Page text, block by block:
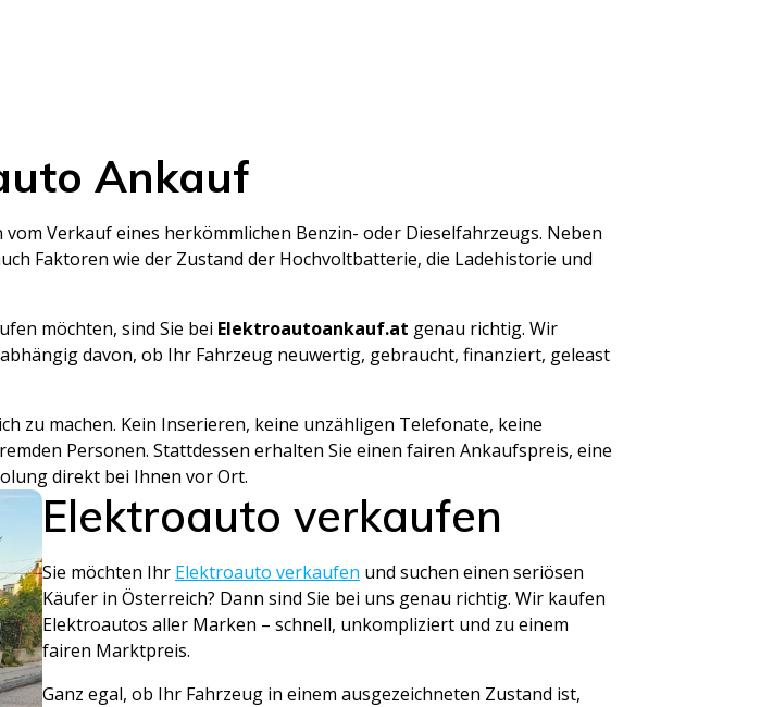
Ankauf
Verkauf eines herkömmlichen Benzin- oder Dieselfahrzeugs. Neben
Faktoren wie der Zustand der Hochvoltbatterie, die Ladehistorie und
möchten, sind Sie bei Elektroautoankauf.at genau richtig. Wir
davon, ob Ihr Fahrzeug neuwertig, gebraucht, finanziert, geleast
zu machen. Kein Inserieren, keine unzähligen Telefonate, keine
Personen. Stattdessen erhalten Sie einen fairen Ankaufspreis, eine
direkt bei Ihnen vor Ort.
Elektroauto verkaufen
Sie möchten Ihr Elektroauto verkaufen und suchen einen seriösen
Käufer in Österreich? Dann sind Sie bei uns genau richtig. Wir kaufen
Elektroautos aller Marken – schnell, unkompliziert und zu einem
fairen Marktpreis.
Ganz egal, ob Ihr Fahrzeug in einem ausgezeichneten Zustand ist,